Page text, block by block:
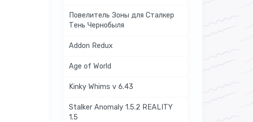
Повелитель Зоны для Сталкер
Тень Чернобыля
Addon Redux
Age of World
Kinky Whims v 6.43
Stalker Anomaly 1.5.2 REALITY
1.5